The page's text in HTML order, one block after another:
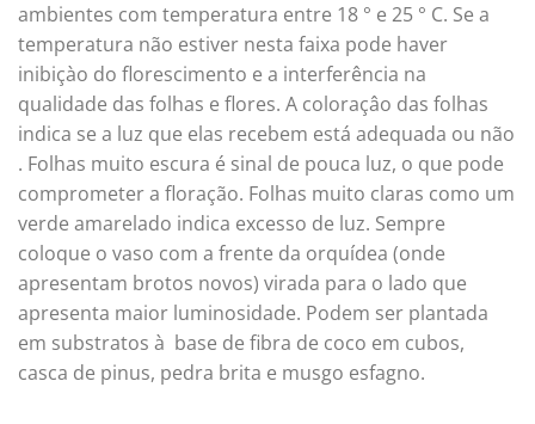
ambientes com temperatura entre 18 ° e 25 ° C. Se a
temperatura não estiver nesta faixa pode haver
inibiçào do florescimento e a interferência na
qualidade das folhas e flores. A coloraçâo das folhas
indica se a luz que elas recebem está adequada ou não
. Folhas muito escura é sinal de pouca luz, o que pode
comprometer a floração. Folhas muito claras como um
verde amarelado indica excesso de luz. Sempre
coloque o vaso com a frente da orquídea (onde
apresentam brotos novos) virada para o lado que
apresenta maior luminosidade. Podem ser plantada
em substratos à base de fibra de coco em cubos,
casca de pinus, pedra brita e musgo esfagno.